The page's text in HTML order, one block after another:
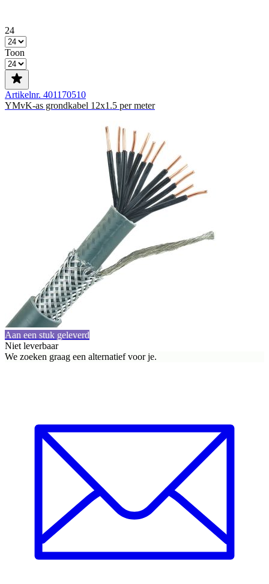
24
Toon
Artikelnr. 401170510
YMvK-as grondkabel 12x1.5 per meter
Aan een stuk geleverd
Niet leverbaar
We zoeken graag een alternatief voor je.